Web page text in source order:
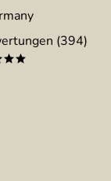
(394)